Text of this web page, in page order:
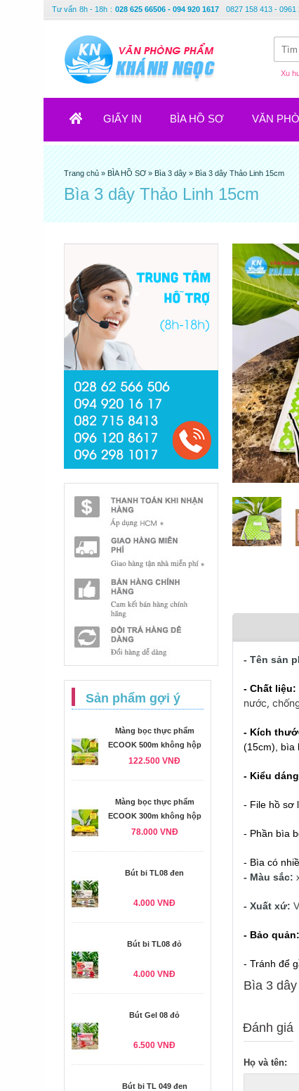
Tư vấn 8h - 18h : 028 625 66506 - 094 920 1617 0827 158 413 - 0961
Xu
GIẤY IN BÌA HỒ SƠ VĂN
Trang chủ»BÌA HỒ SƠ »Bìa 3 dây »Bìa 3 dây Thảo Linh 15cm
Bìa 3 dây Thảo Linh 15cm
Sản phẩm gợi ý
Màng bọc thực phẩm
ECOOK 500m không hộp
122.500 VNĐ
Màng bọc thực phẩm
ECOOK 300m không hộp
78.000 VNĐ
Bút bi TL08 đen
4.000 VNĐ
Bút bi TL08 đỏ
4.000 VNĐ
Bút Gel 08 đỏ
6.500 VNĐ
Bút bi TL 049 đen
- Tên sản
- Chất liệu:
nước,
- Kích
(15cm), bìa
- Kiểu
- File hồ sơ
- Phần bìa
- Bìa có
- Màu sắc:
- Xuất xứ:
- Bảo quản:
- Tránh để
Bìa 3
Đánh giá
Họ và tên: